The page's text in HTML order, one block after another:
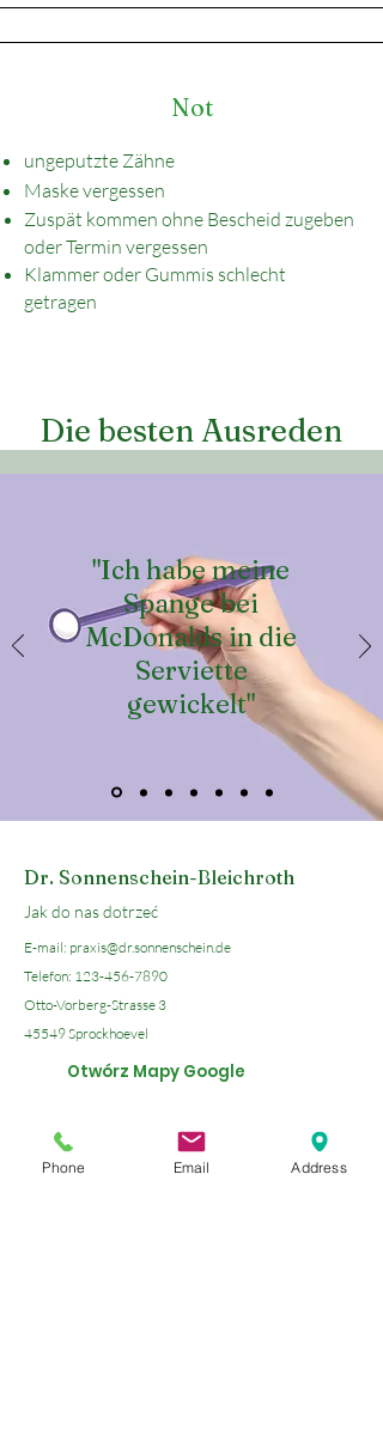
Not
ungeputzte Zähne
Maske vergessen
Zuspät kommen ohne Bescheid zugeben
oder Termin vergessen
Klammer oder Gummis schlecht
getragen
Die besten Ausreden
"Ich habe meine
Spange bei
McDonalds in die
Serviette
gewickelt"
Dr. Sonnenschein-Bleichroth
Jak do nas dotrzeć
E-mail: praxis@dr.sonnenschein.de
Telefon: 123-456-7890
Otto-Vorberg-Strasse 3
45549 Sprockhoevel
Otwórz Mapy Google
Wyślij nam email
Phone Email Address